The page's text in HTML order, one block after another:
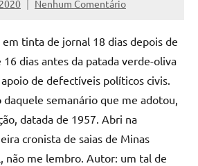
Nenhum Comentário
tinta de jornal 18 dias depois de
dias antes da patada verde-oliva
de defectíveis políticos civis.
daquele semanário que me adotou,
datada de 1957. Abri na
cronista de saias de Minas
não me lembro. Autor: um tal de